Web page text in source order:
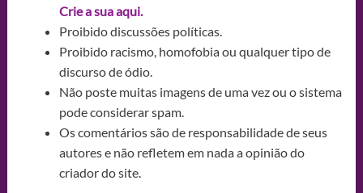
Crie a sua aqui.
Proibido discussões políticas.
Proibido racismo, homofobia ou qualquer tipo de
discurso de ódio.
Não poste muitas imagens de uma vez ou o sistema
pode considerar spam.
Os comentários são de responsabilidade de seus
autores e não refletem em nada a opinião do
criador do site.